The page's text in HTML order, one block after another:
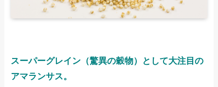
スーパーグレイン（驚異の穀物）として大注目の
アマランサス。